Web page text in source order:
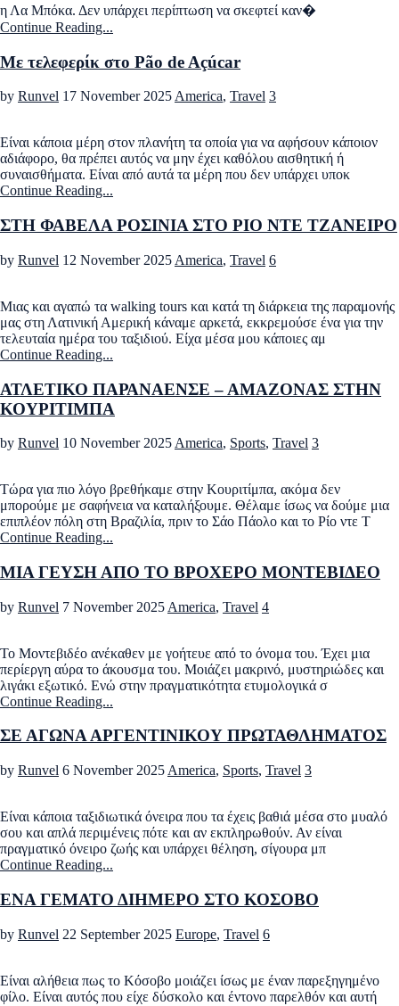
η Λα Μπόκα. Δεν υπάρχει περίπτωση να σκεφτεί καν�
Continue Reading...
Με τελεφερίκ στο Pão de Açúcar
by Runvel 17 November 2025America, Travel 3
Είναι κάποια μέρη στον πλανήτη τα οποία για να αφήσουν κάποιον
αδιάφορο, θα πρέπει αυτός να μην έχει καθόλου αισθητική ή
συναισθήματα. Είναι από αυτά τα μέρη που δεν υπάρχει υποκ
Continue Reading...
ΣΤΗ ΦΑΒΕΛΑ ΡΟΣΙΝΙΑ ΣΤΟ ΡΙΟ ΝΤΕ ΤΖΑΝΕΙΡΟ
by Runvel 12 November 2025 America, Travel 6
Μιας και αγαπώ τα walking tours και κατά τη διάρκεια της παραμονής
μας στη Λατινική Αμερική κάναμε αρκετά, εκκρεμούσε ένα για την
τελευταία ημέρα του ταξιδιού. Είχα μέσα μου κάποιες αμ
Continue Reading...
ΑΤΛΕΤΙΚΟ ΠΑΡΑΝΑΕΝΣΕ – ΑΜΑΖΟΝΑΣ ΣΤΗΝ
ΚΟΥΡΙΤΙΜΠΑ
by Runvel 10 November 2025 America, Sports, Travel 3
Τώρα για πιο λόγο βρεθήκαμε στην Κουριτίμπα, ακόμα δεν
μπορούμε με σαφήνεια να καταλήξουμε. Θέλαμε ίσως να δούμε μια
επιπλέον πόλη στη Βραζιλία, πριν το Σάο Πάολο και το Ρίο ντε Τ
Continue Reading...
ΜΙΑ ΓΕΥΣΗ ΑΠΟ ΤΟ ΒΡΟΧΕΡΟ ΜΟΝΤΕΒΙΔΕΟ
by Runvel 7 November 2025 America, Travel 4
Το Μοντεβιδέο ανέκαθεν με γοήτευε από το όνομα του. Έχει μια
περίεργη αύρα το άκουσμα του. Μοιάζει μακρινό, μυστηριώδες και
λιγάκι εξωτικό. Ενώ στην πραγματικότητα ετυμολογικά σ
Continue Reading...
ΣΕ ΑΓΩΝΑ ΑΡΓΕΝΤΙΝΙΚΟΥ ΠΡΩΤΑΘΛΗΜΑΤΟΣ
by Runvel 6 November 2025 America, Sports, Travel 3
Είναι κάποια ταξιδιωτικά όνειρα που τα έχεις βαθιά μέσα στο μυαλό
σου και απλά περιμένεις πότε και αν εκπληρωθούν. Αν είναι
πραγματικό όνειρο ζωής και υπάρχει θέληση, σίγουρα μπ
Continue Reading...
ΕΝΑ ΓΕΜΑΤΟ ΔΙΗΜΕΡΟ ΣΤΟ ΚΟΣΟΒΟ
by Runvel 22 September 2025 Europe, Travel 6
Είναι αλήθεια πως το Κόσοβο μοιάζει ίσως με έναν παρεξηγημένο
φίλο. Είναι αυτός που είχε δύσκολο και έντονο παρελθόν και αυτή